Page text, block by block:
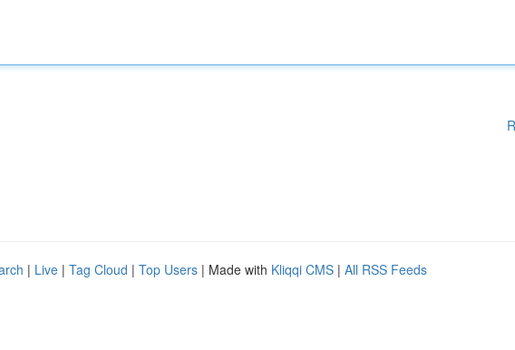
| Live | Tag Cloud | Top Users | Made with Kliqqi CMS | All RSS Feeds